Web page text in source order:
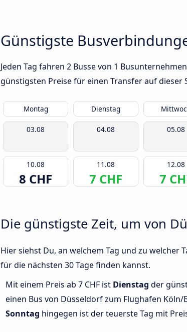
Günstigste
Jeden Tag fahren 2 Busse von 1
günstigsten Preise für einen Transfer auf dieser
Montag Dienstag
03.08 04.08 05.08
10.08
8 CHF
11.08
7 CHF
12.08
7
Die günstigste Zeit, um von
Hier siehst Du, an welchem Tag und zu welcher
für die nächsten 30 Tage finden kannst.
Mit einem Preis ab 7 CHF ist Dienstag der
einen Bus von Düsseldorf zum Flughafen Köln/
Sonntag hingegen ist der teuerste Tag mit